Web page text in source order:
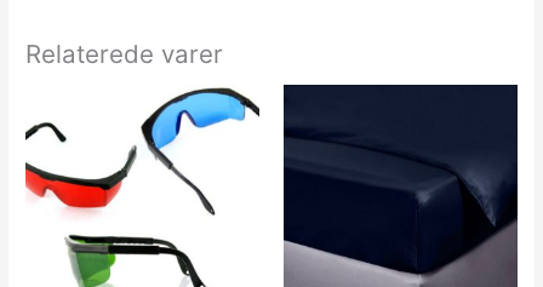
Relaterede varer